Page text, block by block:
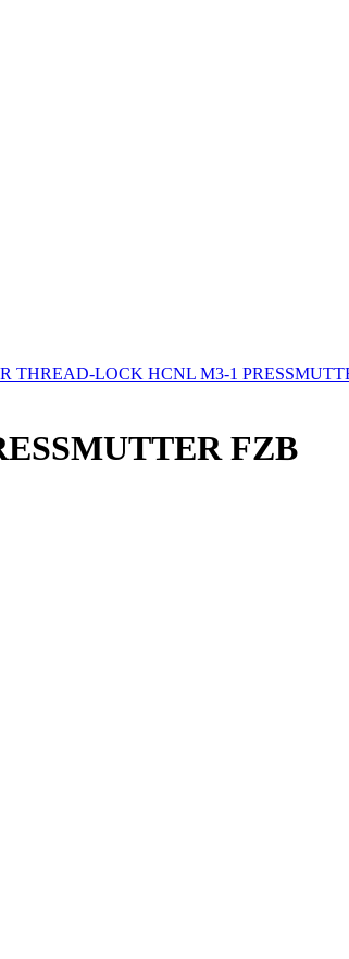
THREAD-LOCK HCNL M3-1
FZB